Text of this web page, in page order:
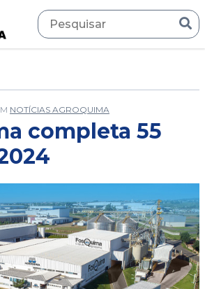
NOTÍCIAS AGROQUIMA
completa 55